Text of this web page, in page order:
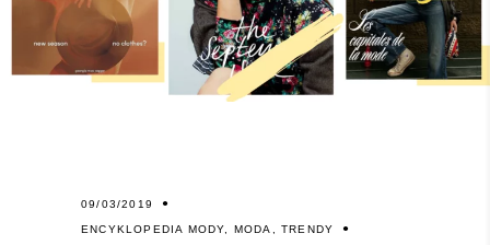
09/03/2019
ENCYKLOPEDIA MODY, MODA ,TRENDY